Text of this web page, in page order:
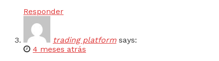
Responder
trading platform says:
4 meses atrás